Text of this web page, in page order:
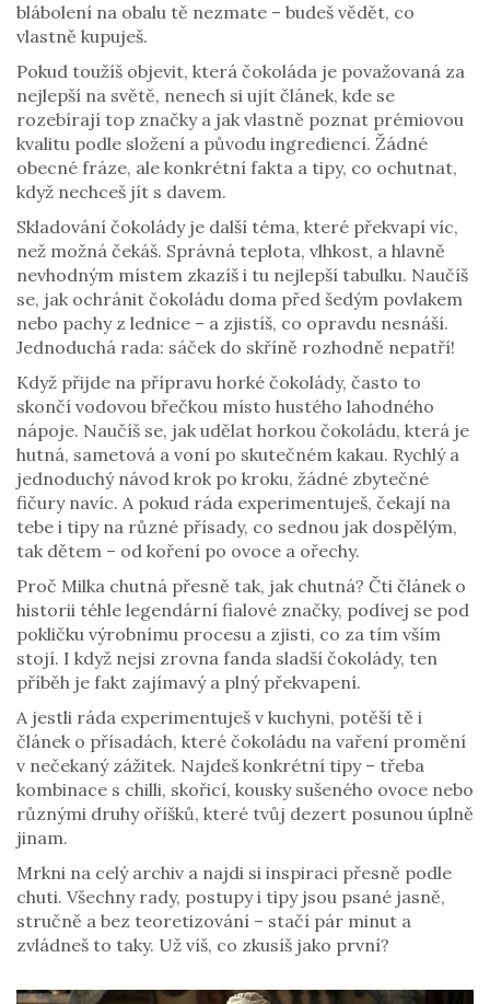
blábolení na obalu tě nezmate – budeš vědět, co
vlastně kupuješ.
Pokud toužíš objevit, která čokoláda je považovaná za
nejlepší na světě, nenech si ujít článek, kde se
rozebírají top značky a jak vlastně poznat prémiovou
kvalitu podle složení a původu ingrediencí. Žádné
obecné fráze, ale konkrétní fakta a tipy, co ochutnat,
když nechceš jít s davem.
Skladování čokolády je další téma, které překvapí víc,
než možná čekáš. Správná teplota, vlhkost, a hlavně
nevhodným místem zkazíš i tu nejlepší tabulku. Naučíš
se, jak ochránit čokoládu doma před šedým povlakem
nebo pachy z lednice – a zjistíš, co opravdu nesnáší.
Jednoduchá rada: sáček do skříně rozhodně nepatří!
Když přijde na přípravu horké čokolády, často to
skončí vodovou břečkou místo hustého lahodného
nápoje. Naučíš se, jak udělat horkou čokoládu, která je
hutná, sametová a voní po skutečném kakau. Rychlý a
jednoduchý návod krok po kroku, žádné zbytečné
fičury navíc. A pokud ráda experimentuješ, čekají na
tebe i tipy na různé přísady, co sednou jak dospělým,
tak dětem – od koření po ovoce a ořechy.
Proč Milka chutná přesně tak, jak chutná? Čti článek o
historii téhle legendární fialové značky, podívej se pod
pokličku výrobnímu procesu a zjisti, co za tím vším
stojí. I když nejsi zrovna fanda sladší čokolády, ten
příběh je fakt zajímavý a plný překvapení.
A jestli ráda experimentuješ v kuchyni, potěší tě i
článek o přísadách, které čokoládu na vaření promění
v nečekaný zážitek. Najdeš konkrétní tipy – třeba
kombinace s chilli, skořicí, kousky sušeného ovoce nebo
různými druhy oříšků, které tvůj dezert posunou úplně
jinam.
Mrkni na celý archiv a najdi si inspiraci přesně podle
chuti. Všechny rady, postupy i tipy jsou psané jasně,
stručně a bez teoretizování – stačí pár minut a
zvládneš to taky. Už víš, co zkusíš jako první?